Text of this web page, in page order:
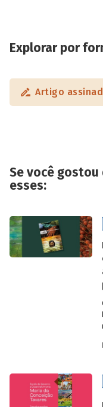
Explorar por
Artigo
Se você
esses: